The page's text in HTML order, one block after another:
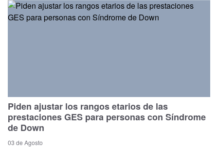
Piden ajustar los rangos etarios de las
prestaciones GES para personas con Síndrome
de Down
03 de Agosto